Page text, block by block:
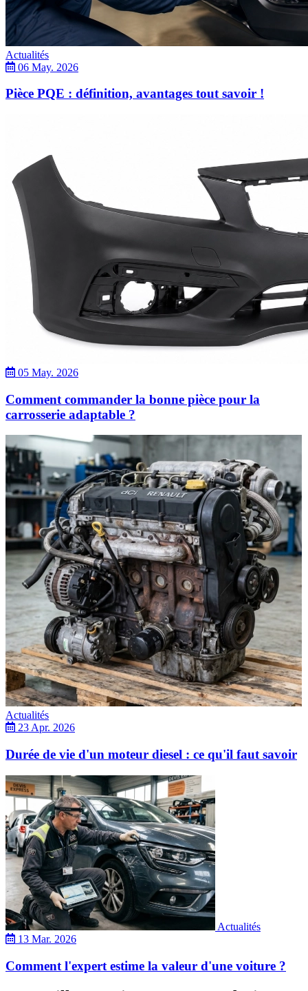
Actualités
06 May. 2026
Pièce PQE : définition, avantages tout savoir !
05 May. 2026
Comment commander la bonne pièce pour la
carrosserie adaptable ?
Actualités
23 Apr. 2026
Durée de vie d'un moteur diesel : ce qu'il faut savoir
Actualités
13 Mar. 2026
Comment l'expert estime la valeur d'une voiture ?